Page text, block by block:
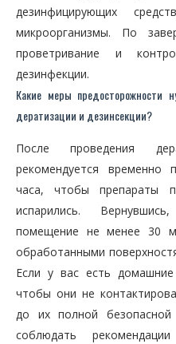
дезинфицирующих
микроорганизмы. По
проветривание и
дезинфекции.
Какие меры предосторожности
дератизации и дезинсекции?
После проведения
рекомендуется
часа, чтобы препараты
испарились.
помещение не менее 30
обработанными
Если у вас есть
чтобы они не
до их полной безопасной
соблюдать